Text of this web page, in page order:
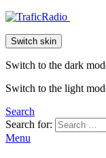
Switch skin
Switch to the dark
Switch to the light
Search
Search for:
Menu